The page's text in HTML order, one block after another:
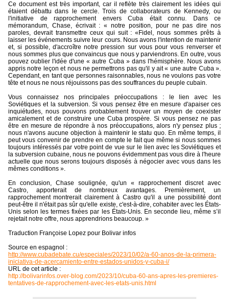
Ce document est très important, car il reflète très clairement les idées qui
étaient débattu dans le cercle. Trois de collaborateurs de Kennedy, ou
l'initiative de rapprochement envers Cuba était connu. Dans ce
mémorandum, Chase, écrivait : « notre position, pour ne pas dire nos
paroles, devrait transmettre ceux qui suit : «Fidel, nous sommes prêts à
laisser les événements suivre leur cours. Nous avons l'intention de maintenir
et, si possible, d'accroître notre pression sur vous pour vous renverser et
nous sommes plus que convaincus que nous y parviendrons. En outre, vous
pouvez oublier l'idée d'une « autre Cuba » dans l'hémisphère. Nous avons
appris notre leçon et nous ne permettrons pas qu'il y ait « une autre Cuba ».
Cependant, en tant que personnes raisonnables, nous ne voulons pas votre
tête et nous ne nous réjouissons pas des souffrances du peuple cubain.
Vous connaissez nos principales préoccupations : le lien avec les
Soviétiques et la subversion. Si vous pensez être en mesure d'apaiser ces
inquiétudes, nous pouvons probablement trouver un moyen de coexister
amicalement et de construire une Cuba prospère. Si vous pensez ne pas
être en mesure de répondre à nos préoccupations, alors n'y pensez plus ;
nous n'avons aucune objection à maintenir le statu quo. En même temps, il
peut vous convenir de prendre en compte le fait que même si nous sommes
toujours intéressés par votre point de vue sur le lien avec les Soviétiques et
la subversion cubaine, nous ne pouvons évidemment pas vous dire à l'heure
actuelle que nous serons toujours disposés à négocier avec vous dans les
mêmes conditions ».
En conclusion, Chase soulignée, qu'un « rapprochement discret avec
Castro, apporterait de nombreux avantages. Premièrement, un
rapprochement montrerait clairement à Castro qu'il a une possibilité dont
peut-être il n'était pas sûr qu'elle existe, c'est-à-dire, cohabiter avec les États-
Unis selon les termes fixées par les États-Unis. En seconde lieu, même s’il
rejetait notre offre, nous apprendrions beaucoup. »
Traduction Françoise Lopez pour Bolivar infos
Source en espagnol :
http://www.cubadebate.cu/especiales/2023/10/02/a-60-anos-de-la-primera-
iniciativa-de-acercamiento-entre-estados-unidos-y-cuba-i/
URL de cet article :
http://bolivarinfos.over-blog.com/2023/10/cuba-60-ans-apres-les-premieres-
tentatives-de-rapprochement-avec-les-etats-unis.html